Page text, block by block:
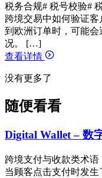
税务合规# 税号校验#
跨境交易中如何验证
到欧洲订单时，可能
况。 […]
查看详情
没有更多了
随便看看
Digital Wallet – 数
跨境支付与收款类术语
当顾客点击支付时发